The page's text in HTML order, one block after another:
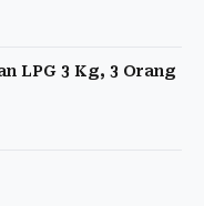
LPG 3 Kg, 3 Orang